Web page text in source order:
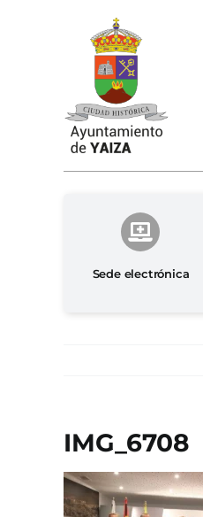
Sede electrónica
IMG_6708